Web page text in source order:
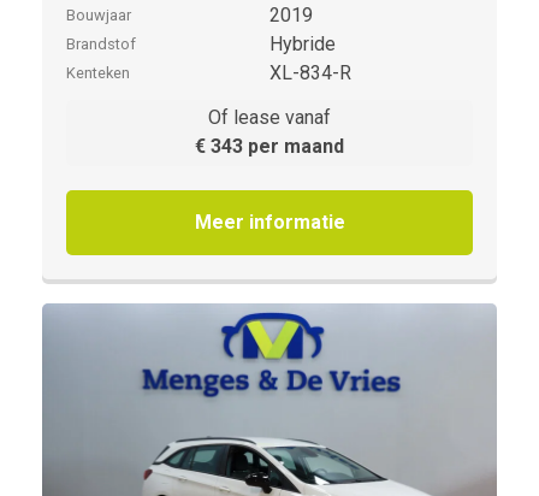
Bouwjaar 2019
Brandstof Hybride
Kenteken
XL-834-R
Of lease vanaf
€ 343 per maand
Meer informatie